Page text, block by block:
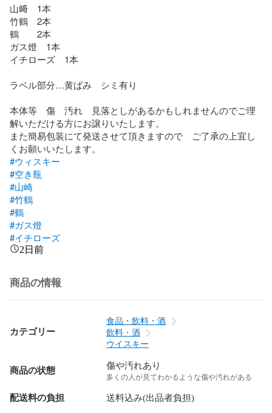
山﨑　1本
竹鶴　2本
鶴　　2本
ガス燈　1本
イチローズ　1本
ラベル部分…黄ばみ　シミ有り
本体等　傷　汚れ　見落としがあるかもしれませんのでご理
解いただける方にお譲りいたします。
また簡易包装にて発送させて頂きますので　ご了承の上宜し
#ウィスキー
#空き瓶
#山崎
#竹鶴
#鶴
#ガス燈
#イチローズ
2日前
商品の情報
カテゴリー
食品・飲料・酒
飲料・酒
ウイスキー
商品の状態 傷や汚れあり
多くの人が見てわかるような傷や汚れがある
配送料の負担 送料込み(出品者負担)